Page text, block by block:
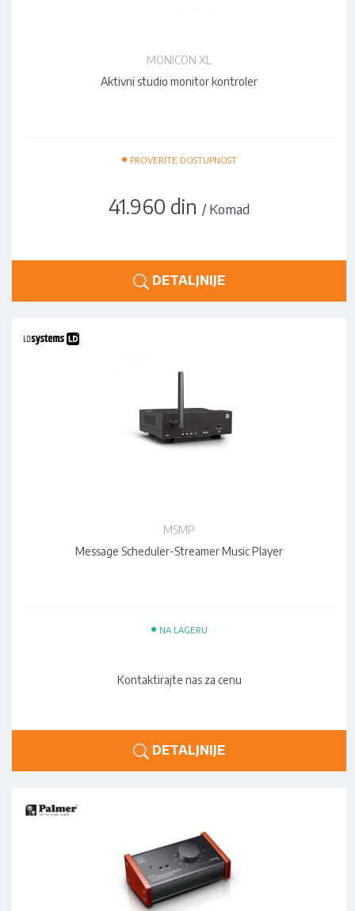
MONICON XL
Aktivni studio monitor kontroler
• PROVERITE DOSTUPNOST
41.960 din / Komad
DETALJNIJE
MSMP
Message Scheduler-Streamer Music Player
• NA LAGERU
Kontaktirajte nas za cenu
DETALJNIJE